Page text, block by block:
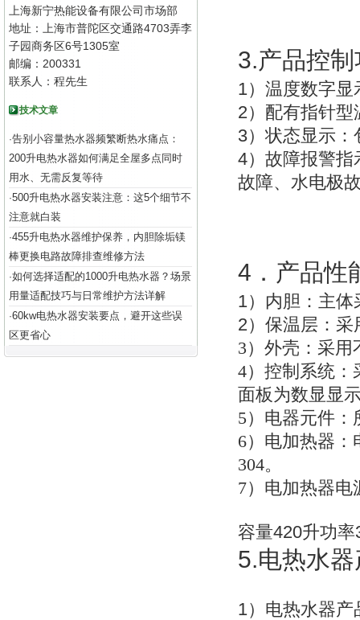
上海新宁热能设备有限公司市场部
地址：上海市普陀区交通路4703弄李
子园商务区6号1305室
邮编：200331
联系人：程先生
技术文章
·告别小容量热水器频繁断热水痛点：
200升电热水器如何满足全屋多点同时
用水、无需反复等待
·500升电热水器安装注意：这5个细节不
注意就白装
·455升电热水器维护保养，内胆除垢镁
棒更换电路故障排查维修方法
·如何选择适配的1000升电热水器？场景
用量适配技巧与日常维护方法详解
·60kw电热水器安装要点，避开这些误
区更省心
3.产品控
1）温度数字显
2）配有指针型
3）状态显示
4）故障报警
故障、水电极
4 ．产品
1） 内胆：主体
2） 保温层：采
3）外壳：采用
4）控制系统：
面板为数显显
5）电器元件
6）电加热器
304。
7）电加热器
容量420升功率
5.电热水
1）电热水器产